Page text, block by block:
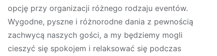
opcję przy organizacji różnego rodzaju eventów.
Wygodne, pyszne i różnorodne dania z pewnością
zachwycą naszych gości, a my będziemy mogli
cieszyć się spokojem i relaksować się podczas